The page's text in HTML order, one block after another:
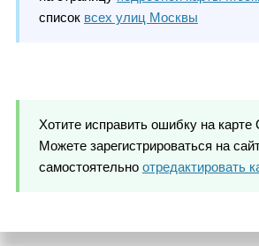
список всех улиц Москвы
Хотите исправить ошибку на карте
Можете зарегистрироваться на
самостоятельно отредактировать